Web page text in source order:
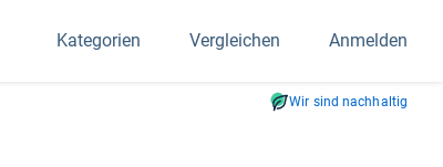
Kategorien Vergleichen Anmelden
Wir sind nachhaltig